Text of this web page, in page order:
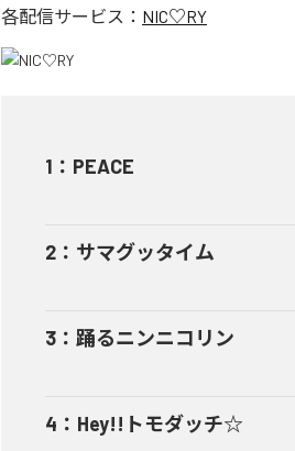
各配信サービス： NIC♡RY
1 ： PEACE
2 ： サマグッタイム
3 ： 踊るニンニコリン
4 ： Hey!!トモダッチ☆